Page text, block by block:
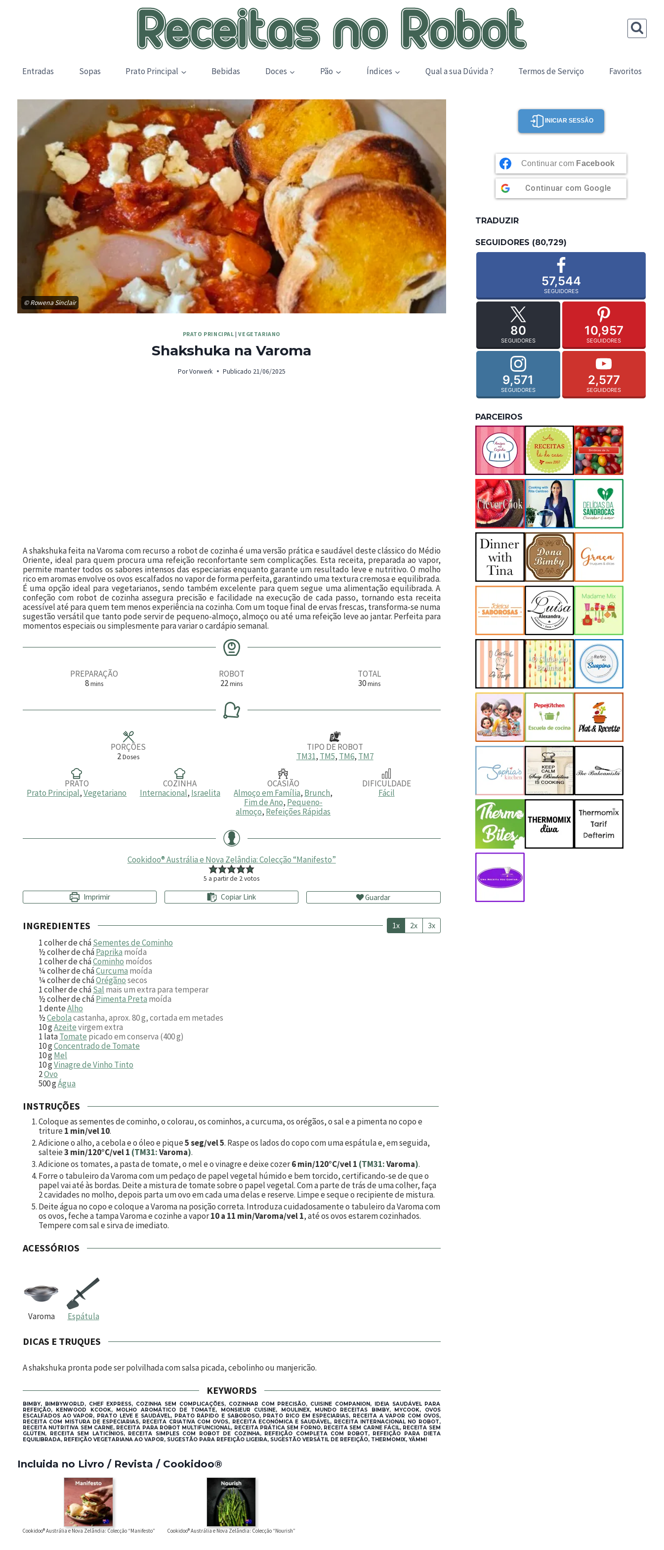
Entradas Sopas Prato Principal Bebidas Doces Pão Índices Qual a sua Dúvida ? Termos de Serviço Favoritos
© Rowena Sinclair
PRATO PRINCIPAL |VEGETARIANO
Shakshuka na Varoma
Por Vorwerk Publicado 21/06/2025
A shakshuka feita na Varoma com recurso a robot de cozinha é uma versão prática e saudável deste clássico do Médio
Oriente, ideal para quem procura uma refeição reconfortante sem complicações. Esta receita, preparada ao vapor,
permite manter todos os sabores intensos das especiarias enquanto garante um resultado leve e nutritivo. O molho
rico em aromas envolve os ovos escalfados no vapor de forma perfeita, garantindo uma textura cremosa e equilibrada.
É uma opção ideal para vegetarianos, sendo também excelente para quem segue uma alimentação equilibrada. A
confeção com robot de cozinha assegura precisão e facilidade na execução de cada passo, tornando esta receita
acessível até para quem tem menos experiência na cozinha. Com um toque final de ervas frescas, transforma-se numa
sugestão versátil que tanto pode servir de pequeno-almoço, almoço ou até uma refeição leve ao jantar. Perfeita para
momentos especiais ou simplesmente para variar o cardápio semanal.
PREPARAÇÃO
8m
u
mins
ROBOT
22m
n
t
mins
TOTAL
30m
u
mins
PORÇÕES
2Doses
TIPO DE ROBOT
TM31, TM5, TM6, TM7
PRATO
Prato Principal,Vegetariano
COZINHA
Internacional, Israelita
OCASIÃO
Almoço em Família, Brunch,
Fim de Ano, Pequeno-
almoço, Refeições Rápidas
DIFICULDADE
Fácil
Cookidoo® Austrália e Nova Zelândia: Colecção “Manifesto”
5 a partir de 2votos
Imprimir Copiar Link Guardar
INGREDIENTES 1x 2x 3x
1colher de cháSementes de Cominho
½colher de cháPaprika moída
1colher de cháCominho moídos
¼colher de cháCurcuma moída
¼colher de cháOrégãnosecos
1colher de cháSal mais um extra para temperar
½colher de cháPimenta Preta moída
1denteAlho
½Cebolacastanha, aprox. 80 g, cortada em metades
10gAzeitevirgem extra
1 lataTomate picado em conserva (400 g)
10gConcentrado de Tomate
10gMel
10gVinagre de Vinho Tinto
2Ovo
500gÁgua
INSTRUÇÕES
Coloque as sementes de cominho, o colorau, os cominhos, a curcuma, os orégãos, o sal e a pimenta no copo e
triture1 min/vel 10.
Adicione o alho, a cebola e o óleo e pique5 seg/vel 5. Raspe os lados do copo com uma espátula e, em seguida,
salteie3 min/120°C/vel 1 (TM31:Varoma).
Adicione os tomates, a pasta de tomate, o mel e o vinagre e deixe cozer6 min/120°C/vel 1 (TM31:Varoma).
Forre o tabuleiro da Varoma com um pedaço de papel vegetal húmido e bem torcido, certificando-se de que o
papel vai até às bordas. Deite a mistura de tomate sobre o papel vegetal. Com a parte de trás de uma colher, faça
2 cavidades no molho, depois parta um ovo em cada uma delas e reserve. Limpe e seque o recipiente de mistura.
Deite água no copo e coloque a Varoma na posição correta. Introduza cuidadosamente o tabuleiro da Varoma com
os ovos, feche a tampa Varoma e cozinhe a vapor10 a 11 min/Varoma/vel 1, até os ovos estarem cozinhados.
Tempere com sal e sirva de imediato.
ACESSÓRIOS
Varoma Espátula
DICAS E TRUQUES
A shakshuka pronta pode ser polvilhada com salsa picada, cebolinho ou manjericão.
KEYWORDS
BIMBY, BIMBYWORLD, CHEF EXPRESS, COZINHA SEM COMPLICAÇÕES, COZINHAR COM PRECISÃO, CUISINE COMPANION, IDEIA SAUDÁVEL PARA
REFEIÇÃO, KENWOOD KCOOK, MOLHO AROMÁTICO DE TOMATE, MONSIEUR CUISINE, MOULINEX, MUNDO RECEITAS BIMBY, MYCOOK, OVOS
ESCALFADOS AO VAPOR, PRATO LEVE E SAUDÁVEL, PRATO RÁPIDO E SABOROSO, PRATO RICO EM ESPECIARIAS, RECEITA A VAPOR COM OVOS,
RECEITA COM MISTURA DE ESPECIARIAS, RECEITA CRIATIVA COM OVOS, RECEITA ECONÓMICA E SAUDÁVEL, RECEITA INTERNACIONAL NO ROBOT,
RECEITA NUTRITIVA SEM CARNE, RECEITA PARA ROBOT MULTIFUNCIONAL, RECEITA PRÁTICA SEM FORNO, RECEITA SEM CARNE FÁCIL, RECEITA SEM
GLÚTEN, RECEITA SEM LATICÍNIOS, RECEITA SIMPLES COM ROBOT DE COZINHA, REFEIÇÃO COMPLETA COM ROBOT, REFEIÇÃO PARA DIETA
EQUILIBRADA, REFEIÇÃO VEGETARIANA AO VAPOR, SUGESTÃO PARA REFEIÇÃO LIGEIRA, SUGESTÃO VERSÁTIL DE REFEIÇÃO, THERMOMIX, YÄMMI
Incluida no Livro / Revista / Cookidoo®
Cookidoo® Austrália e Nova Zelândia: Colecção “Manifesto” Cookidoo® Austrália e Nova Zelândia: Colecção “Nourish”
INICIAR SESSÃO
Continuar com Facebook
Continuar com Google
TRADUZIR
SEGUIDORES (80,729)
57,544
SEGUIDORES
80
SEGUIDORES
10,957
SEGUIDORES
9,571
SEGUIDORES
2,577
SEGUIDORES
PARCEIROS